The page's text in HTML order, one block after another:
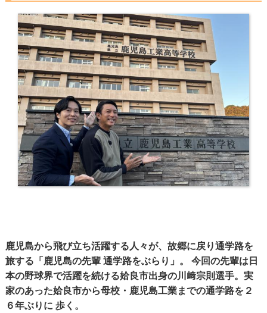
鹿児島から飛び立ち活躍する人々が、故郷に戻り通学路を
旅する「鹿児島の先輩 通学路をぶらり」。 今回の先輩は日
本の野球界で活躍を続ける姶良市出身の川﨑宗則選手。実
家のあった姶良市から母校・鹿児島工業までの通学路を２
６年ぶりに 歩く。